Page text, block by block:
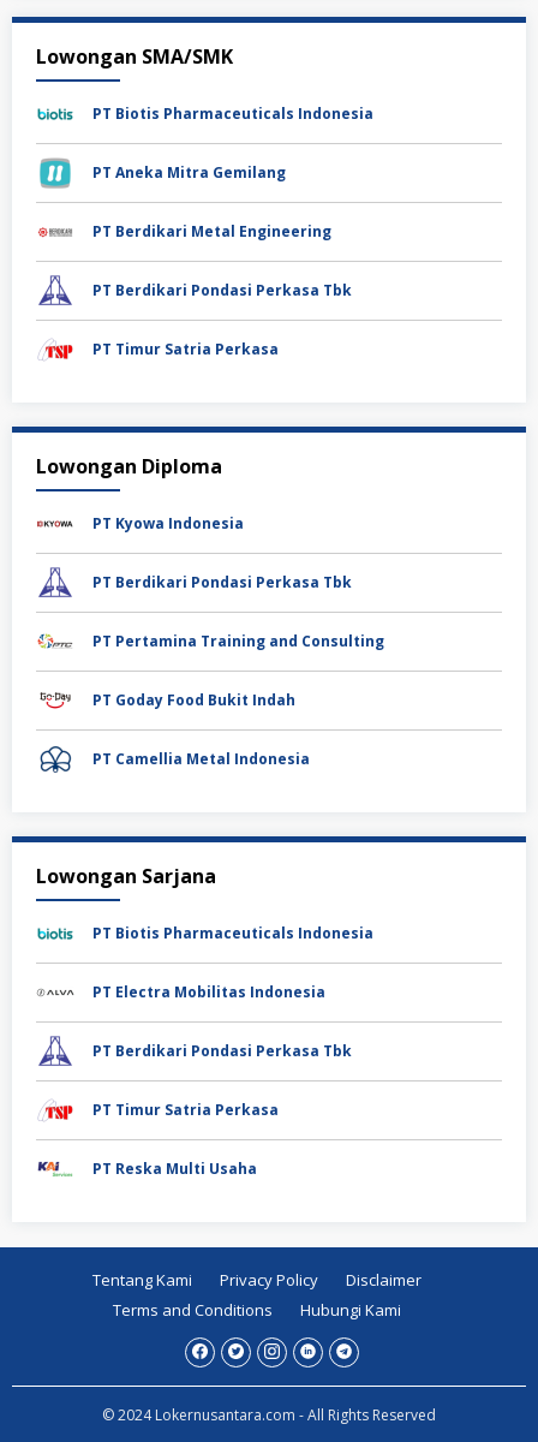
Lowongan SMA/SMK
PT Biotis Pharmaceuticals Indonesia
PT Aneka Mitra Gemilang
PT Berdikari Metal Engineering
PT Berdikari Pondasi Perkasa Tbk
PT Timur Satria Perkasa
Lowongan Diploma
PT Kyowa Indonesia
PT Berdikari Pondasi Perkasa Tbk
PT Pertamina Training and Consulting
PT Goday Food Bukit Indah
PT Camellia Metal Indonesia
Lowongan Sarjana
PT Biotis Pharmaceuticals Indonesia
PT Electra Mobilitas Indonesia
PT Berdikari Pondasi Perkasa Tbk
PT Timur Satria Perkasa
PT Reska Multi Usaha
Tentang Kami Privacy Policy
Disclaimer
Terms and Conditions
Hubungi Kami
© 2024 Lokernusantara.com - All Rights Reserved